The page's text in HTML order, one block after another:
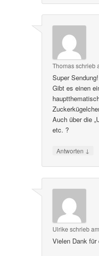
Thomasschrieb
Super Sendung!
Gibt es einen
Auch über die
etc. ?
Antworten ↓
Ulrike schrieb
Vielen Dank für